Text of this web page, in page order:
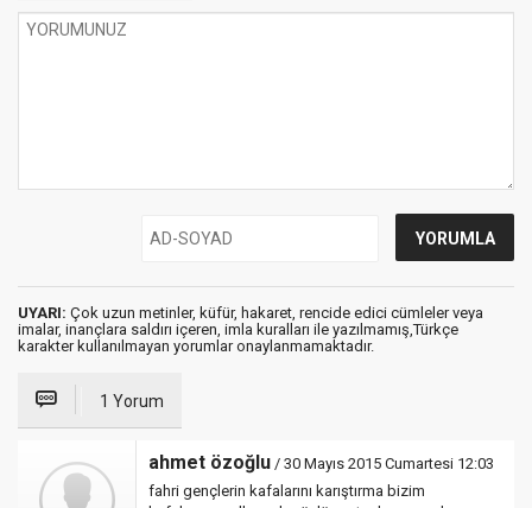
UYARI: Çok uzun metinler, küfür, hakaret, rencide edici cümleler veya
imalar, inançlara saldırı içeren, imla kuralları ile yazılmamış,Türkçe
karakter kullanılmayan yorumlar onaylanmamaktadır.
1 Yorum
ahmet özoğlu / 30 Mayıs 2015 Cumartesi 12:03
fahri gençlerin kafalarını karıştırma bizim